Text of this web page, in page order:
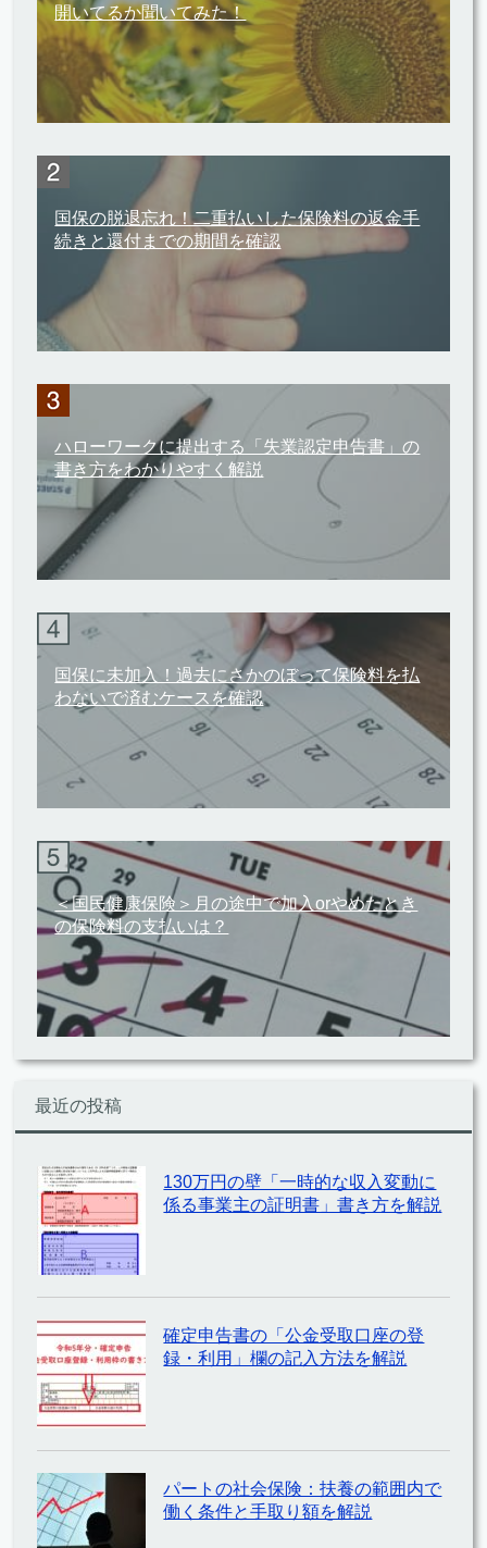
開いてるか聞いてみた！
国保の脱退忘れ！二重払いした保険料の返金手
続きと還付までの期間を確認
ハローワークに提出する「失業認定申告書」の
書き方をわかりやすく解説
国保に未加入！過去にさかのぼって保険料を払
わないで済むケースを確認
＜国民健康保険＞月の途中で加入orやめたとき
の保険料の支払いは？
最近の投稿
130万円の壁「一時的な収入変動に
係る事業主の証明書」書き方を解説
確定申告書の「公金受取口座の登
録・利用」欄の記入方法を解説
パートの社会保険：扶養の範囲内で
働く条件と手取り額を解説